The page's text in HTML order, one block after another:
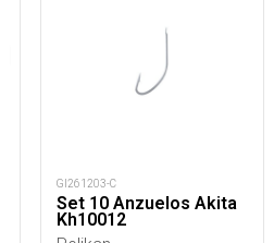
GI261203-C
Set 10 Anzuelos Akita
Kh10012